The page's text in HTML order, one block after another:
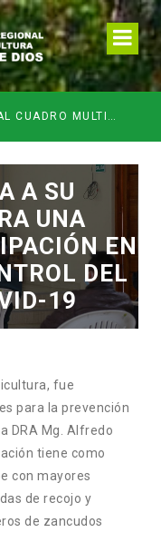
APROBACION DE MODIFICACIONES AL CUADRO MULTIANUAL DE NECESIDADESDE DE LA DIRECCION REGIONAL DE DESARROLLO AGROPECUARIO Y RIEGO MES DE MAYO
A SU
UNA
EN
DEL
19
fue
para la prevención
DRA Mg. Alfredo
tiene como
con mayores
de recojo y
de zancudos